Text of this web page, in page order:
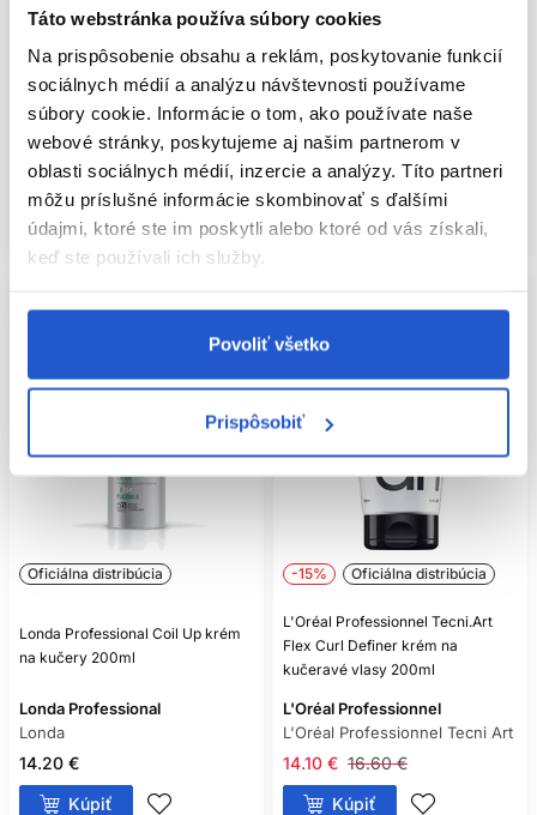
Táto webstránka používa súbory cookies
Na prispôsobenie obsahu a reklám, poskytovanie funkcií
sociálnych médií a analýzu návštevnosti používame
súbory cookie. Informácie o tom, ako používate naše
webové stránky, poskytujeme aj našim partnerom v
oblasti sociálnych médií, inzercie a analýzy. Títo partneri
môžu príslušné informácie skombinovať s ďalšími
údajmi, ktoré ste im poskytli alebo ktoré od vás získali,
keď ste používali ich služby.
Povoliť všetko
Prispôsobiť
Londa Professional Curls In pena
Londa Professional
Londa
11.20 €
Mám záujem
Aktuálne nedostupné
NutriCurls Curl Shaper gélový
krém na kučeravé vlasy 150ml
Wella Professionals
Definícia kučier a vĺn
11.90 €
Kúpiť
Skladom ㅤ
Oficiálna distribúcia
Londa Professional Coil Up krém
na kučery 200ml
Londa Professional
Londa
14.20 €
Kúpiť
-15% Oficiálna distribúcia
L'Oréal Professionnel Tecni.Art
Flex Curl Definer krém na
kučeravé vlasy 200ml
L'Oréal Professionnel
L'Oréal Professionnel Tecni Art
16.60 €
14.10 €
Kúpiť